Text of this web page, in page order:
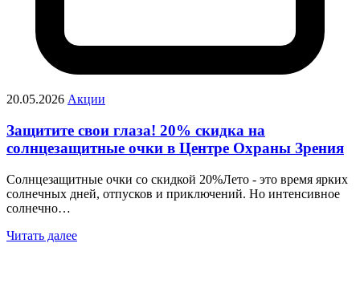
20.05.2026 Акции
Защитите свои глаза! 20% скидка на
солнцезащитные очки в Центре Охраны Зрения
Солнцезащитные очки со скидкой 20%Лето - это время ярких
солнечных дней, отпусков и приключений. Но интенсивное
солнечно…
Читать далее